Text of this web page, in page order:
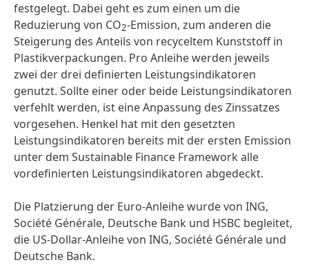
festgelegt. Dabei geht es zum einen um die
Reduzierung von CO2-Emission, zum anderen die
Steigerung des Anteils von recyceltem Kunststoff in
Plastikverpackungen. Pro Anleihe werden jeweils
zwei der drei definierten Leistungsindikatoren
genutzt. Sollte einer oder beide Leistungsindikatoren
verfehlt werden, ist eine Anpassung des Zinssatzes
vorgesehen. Henkel hat mit den gesetzten
Leistungsindikatoren bereits mit der ersten Emission
unter dem Sustainable Finance Framework alle
vordefinierten Leistungsindikatoren abgedeckt.
Die Platzierung der Euro-Anleihe wurde von ING,
Société Générale, Deutsche Bank und HSBC begleitet,
die US-Dollar-Anleihe von ING, Société Générale und
Deutsche Bank.